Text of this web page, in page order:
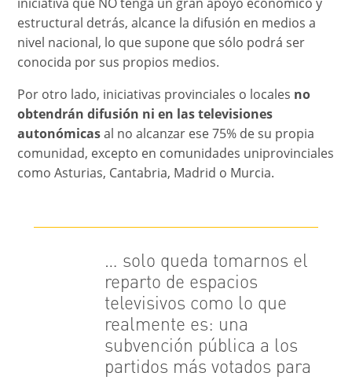
estructural detrás, alcance la difusión en medios a
nivel nacional, lo que supone que sólo podrá ser
conocida por sus propios medios.
Por otro lado, iniciativas provinciales o locales no
obtendrán difusión ni en las televisiones
autonómicasal no alcanzar ese 75% de su propia
comunidad, excepto en comunidades uniprovinciales
como Asturias, Cantabria, Madrid o Murcia.
… solo queda tomarnos el
reparto de espacios
televisivos como lo que
realmente es: una
subvención pública a los
partidos más votados para